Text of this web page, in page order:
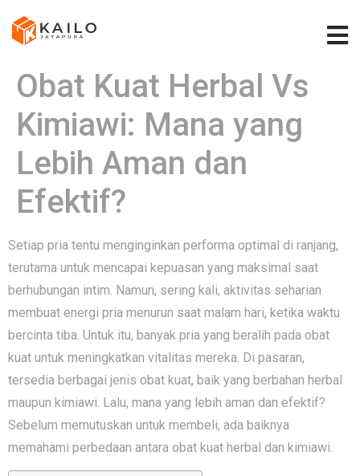
Obat Kuat Herbal Vs
Kimiawi: Mana yang
Lebih Aman dan
Efektif?
Setiap pria tentu menginginkan performa optimal di ranjang,
terutama untuk mencapai kepuasan yang maksimal saat
berhubungan intim. Namun, sering kali, aktivitas seharian
membuat energi pria menurun saat malam hari, ketika waktu
bercinta tiba. Untuk itu, banyak pria yang beralih pada obat
kuat untuk meningkatkan vitalitas mereka. Di pasaran,
tersedia berbagai jenis obat kuat, baik yang berbahan herbal
maupun kimiawi. Lalu, mana yang lebih aman dan efektif?
Sebelum memutuskan untuk membeli, ada baiknya
memahami perbedaan antara obat kuat herbal dan kimiawi.